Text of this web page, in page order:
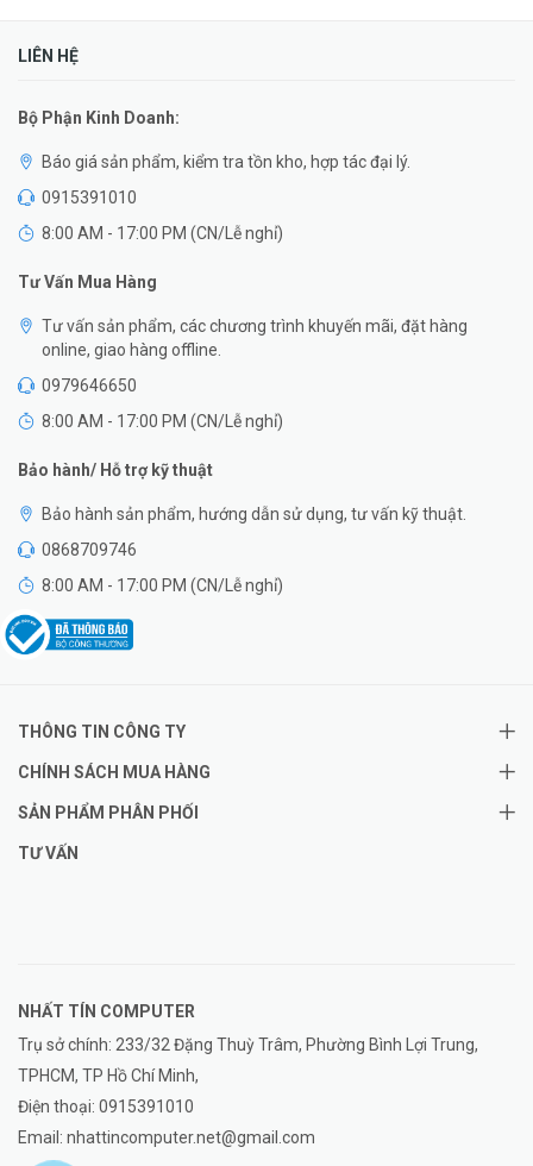
LIÊN HỆ
Bộ Phận Kinh Doanh:
Báo giá sản phẩm, kiểm tra tồn kho, hợp tác đại lý.
0915391010
8:00 AM - 17:00 PM (CN/Lễ nghỉ)
Tư Vấn Mua Hàng
Tư vấn sản phẩm, các chương trình khuyến mãi, đặt hàng
online, giao hàng offline.
0979646650
8:00 AM - 17:00 PM (CN/Lễ nghỉ)
Bảo hành/ Hỗ trợ kỹ thuật
Bảo hành sản phẩm, hướng dẫn sử dụng, tư vấn kỹ thuật.
0868709746
8:00 AM - 17:00 PM (CN/Lễ nghỉ)
THÔNG TIN CÔNG TY
CHÍNH SÁCH MUA HÀNG
SẢN PHẨM PHÂN PHỐI
TƯ VẤN
NHẤT TÍN COMPUTER
Trụ sở chính: 233/32 Đặng Thuỳ Trâm, Phường Bình Lợi Trung,
TPHCM, TP Hồ Chí Minh,
Điện thoại: 0915391010
Email: nhattincomputer.net@gmail.com